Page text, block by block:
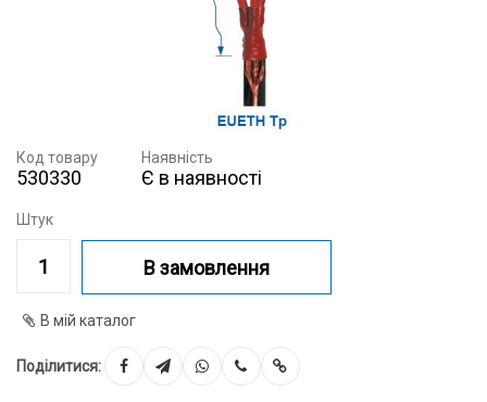
Код товару
530330
Наявність
Є в наявності
Штук
В замовлення
В мій каталог
Поділитися: